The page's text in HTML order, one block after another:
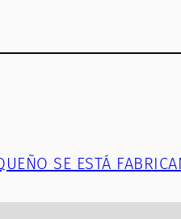
SE ESTÁ